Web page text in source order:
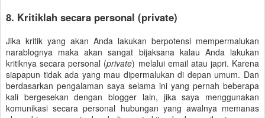
8. Kritiklah secara personal (private)
Jika kritik yang akan Anda lakukan berpotensi mempermalukan
narablognya maka akan sangat bijaksana kalau Anda lakukan
kritiknya secara personal (private) melalui email atau japri. Karena
siapapun tidak ada yang mau dipermalukan di depan umum. Dan
berdasarkan pengalaman saya selama ini yang pernah beberapa
kali bergesekan dengan blogger lain, jika saya menggunakan
komunikasi secara personal hubungan yang awalnya memanas